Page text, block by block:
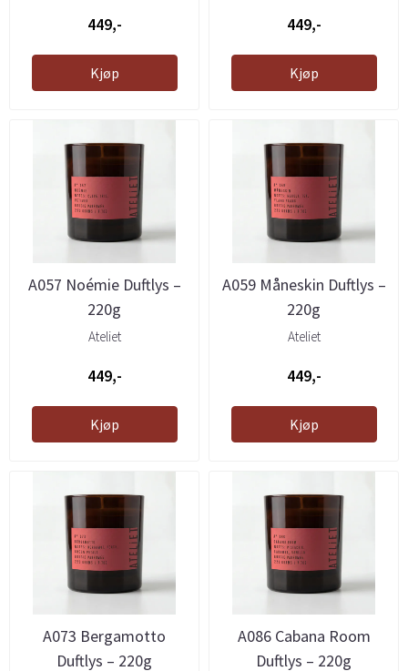
449,-
Kjøp
449,-
Kjøp
A057 Noémie Duftlys –
220g
Ateliet
449,-
Kjøp
A059 Måneskin Duftlys –
220g
Ateliet
449,-
Kjøp
A073 Bergamotto
Duftlys – 220g
A086 Cabana Room
Duftlys – 220g